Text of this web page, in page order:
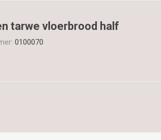
tarwe vloerbrood half
0100070